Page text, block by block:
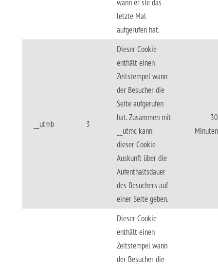
wann er sie das
letzte Mal
aufgerufen hat.
__utmb 3
Dieser Cookie
enthält einen
Zeitstempel wann
der Besucher die
Seite aufgerufen
hat. Zusammen mit
__utmc kann
dieser Cookie
Auskunft über die
Aufenthaltsdauer
des Besuchers auf
einer Seite geben.
30
Minuten
Dieser Cookie
enthält einen
Zeitstempel wann
der Besucher die